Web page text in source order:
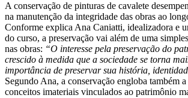
A conservação de pinturas de cavalete
na manutenção da integridade das obras ao
Conforme explica Ana Caniatti, idealizadora e
do curso, a preservação vai além de uma
nas obras: “O interesse pela preservação do
crescido à medida que a sociedade se torna
importância de preservar sua história,
Segundo Ana, a conservação engloba também
conceitos imateriais vinculados ao patrimônio